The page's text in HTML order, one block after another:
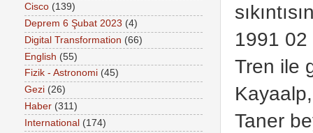
1991 02
Tren ile
Taner
Cisco (139)
Deprem 6 Şubat 2023 (4)
Digital Transformation (66)
English (55)
Fizik - Astronomi (45)
Gezi (26)
Haber (311)
International (174)